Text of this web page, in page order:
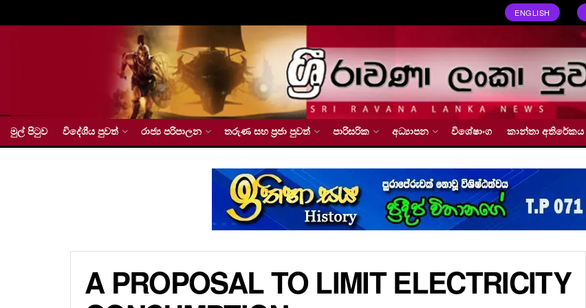
ENGLISH
මුල් පිටුව විදේශීය පුවත් රාජ්‍ය පරිපාලන තරුණ සහ ප්‍රජා පුවත් පාරිසරික අධ්‍යාපන විශේෂාංග කාන්තා අතිරේකය
A PROPOSAL TO LIMIT ELECTRICITY